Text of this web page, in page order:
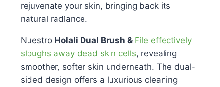
rejuvenate your skin, bringing back its
natural radiance.
Nuestro Holali Dual Brush & File effectively
sloughs away dead skin cells, revealing
smoother, softer skin underneath. The dual-
sided design offers a luxurious cleaning